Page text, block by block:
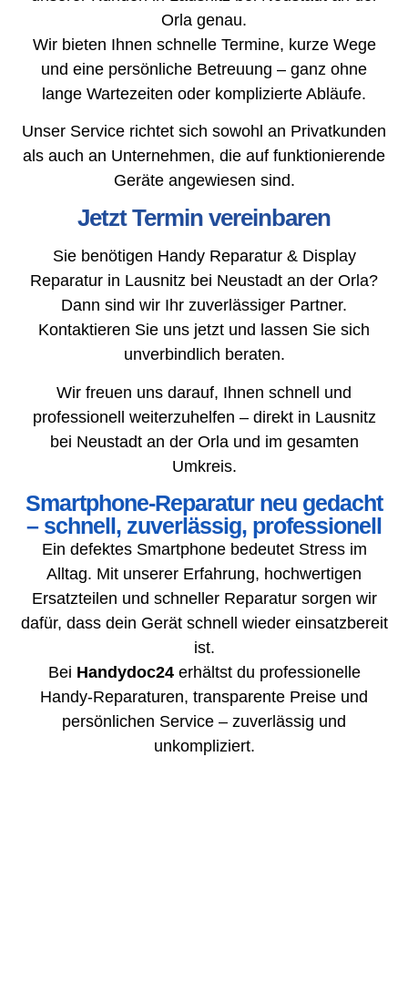
Orla genau.
Wir bieten Ihnen schnelle Termine, kurze Wege
und eine persönliche Betreuung – ganz ohne
lange Wartezeiten oder komplizierte Abläufe.
Unser Service richtet sich sowohl an Privatkunden
als auch an Unternehmen, die auf funktionierende
Geräte angewiesen sind.
Jetzt Termin vereinbaren
Sie benötigen Handy Reparatur & Display
Reparatur in Lausnitz bei Neustadt an der Orla?
Dann sind wir Ihr zuverlässiger Partner.
Kontaktieren Sie uns jetzt und lassen Sie sich
unverbindlich beraten.
Wir freuen uns darauf, Ihnen schnell und
professionell weiterzuhelfen – direkt in Lausnitz
bei Neustadt an der Orla und im gesamten
Umkreis.
Smartphone-Reparatur neu gedacht
– schnell, zuverlässig, professionell
Ein defektes Smartphone bedeutet Stress im
Alltag. Mit unserer Erfahrung, hochwertigen
Ersatzteilen und schneller Reparatur sorgen wir
dafür, dass dein Gerät schnell wieder einsatzbereit
ist.
Bei Handydoc24erhältst du professionelle
Handy-Reparaturen, transparente Preise und
persönlichen Service – zuverlässig und
unkompliziert.